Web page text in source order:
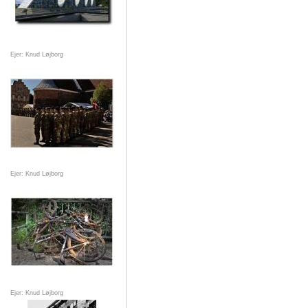
Ejer: Knud Løjborg
Ejer: Knud Løjborg
Ejer: Knud Løjborg